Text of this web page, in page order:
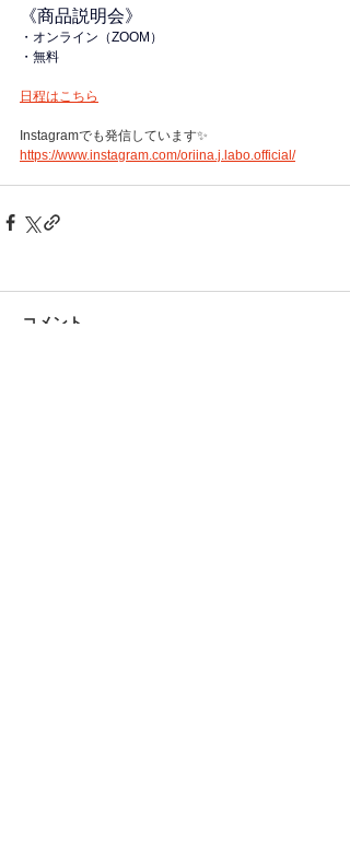
《商品説明会》
・オンライン（ZOOM）
・無料
日程はこちら
Instagramでも発信しています✨
https://www.instagram.com/oriina.j.labo.official/
コメント